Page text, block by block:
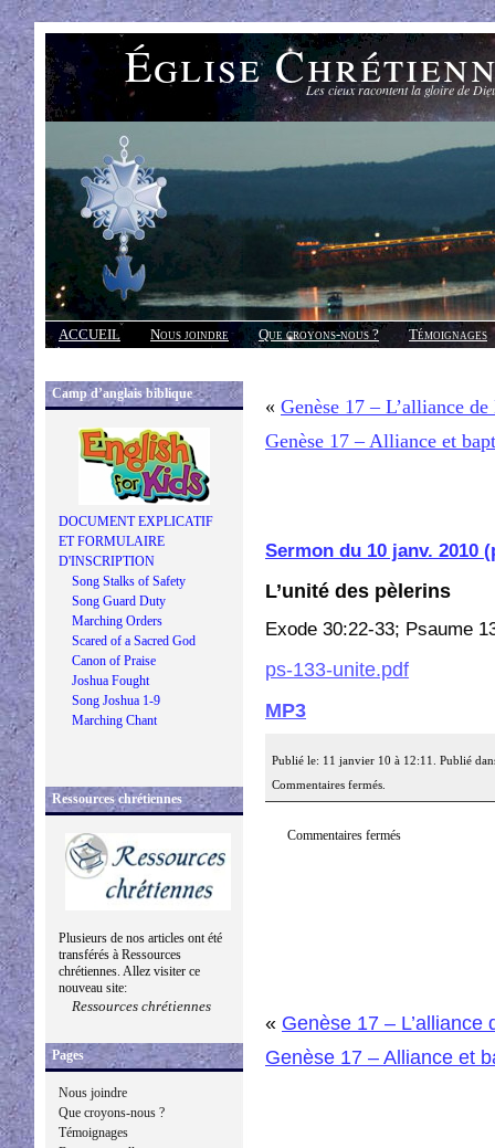
Église Les cieux racontent la gloire de
ACCUEIL Nous joindre Que croyons-nous ?
Témoignages
Réponses
Camp d’anglais biblique
DOCUMENT EXPLICATIF
ET FORMULAIRE
D'INSCRIPTION
Song Stalks of Safety
Song Guard Duty
Marching Orders
Scared of a Sacred God
Canon of Praise
Joshua Fought
Song Joshua 1-9
Marching Chant
Ressources chrétiennes
Plusieurs de nos articles ont été
transférés à Ressources
chrétiennes. Allez visiter ce
nouveau site:
Ressources chrétiennes
Pages
Nous joindre
Que croyons-nous ?
Témoignages
« Genèse 17 – L’alliance
Genèse 17 – Alliance et
Sermon du 10 janv. 2010
L’unité des pèlerins
Exode 30:22-33; Psaume
ps-133-unite.pdf
MP3
Publié le: 11 janvier 10 à 12:11. Publié
Commentaires fermés.
Commentaires fermés
« Genèse 17 –
Genèse 17 – Alliance et